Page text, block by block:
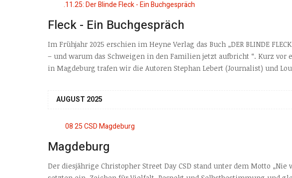
Fleck - Ein Buchgespräch
Im Frühjahr 2025 erschien im Heyne Verlag das Buch „DER BLINDE
– und warum das Schweigen in den Familien jetzt aufbricht “. Kurz
in Magdeburg trafen wir die Autoren Stephan Lebert (Journalist) und
AUGUST 2025
Magdeburg
Der diesjährige Christopher Street Day CSD stand unter dem Motto